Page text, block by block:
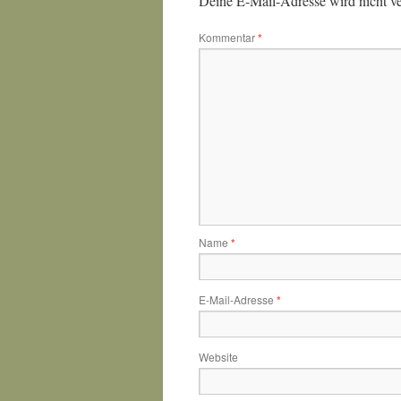
Kommentar*
Name *
E-Mail-Adresse *
Website